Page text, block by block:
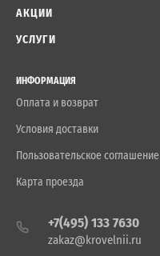
АКЦИИ
УСЛУГИ
ИНФОРМАЦИЯ
Оплата и возврат
Условия доставки
Пользовательское соглашение
Карта проезда
+7(495) 133 7630
zakaz@krovelnii.ru